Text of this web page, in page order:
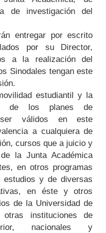
de investigación del
entregar por escrito
por su Director,
a la realización del
Sinodales tengan este
estudiantil y la
de los planes de
válidos en este
a cualquiera de
cursos que a juicio y
la Junta Académica
en otros programas
y de diversas
en éste y otros
de la Universidad de
instituciones de
nacionales y